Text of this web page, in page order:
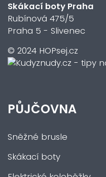
Skákací boty Praha
Rubínová 475/5
Praha 5 - Slivenec
© 2024 HOPsej.cz
PŮJČOVNA
Sněžné brusle
Skákací boty